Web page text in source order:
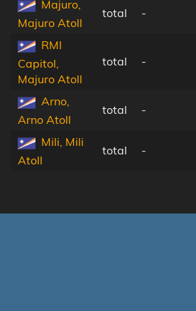
Majuro,
Majuro Atoll
total -
RMI
Capitol,
Majuro Atoll
total -
Arno,
Arno Atoll
total -
Mili, Mili
Atoll
total -